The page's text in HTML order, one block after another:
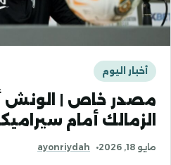
أخبار اليوم
مصدر خاص | الونش
الزمالك أمام سيراميكا
مايو 18, 2026 ayonriydah